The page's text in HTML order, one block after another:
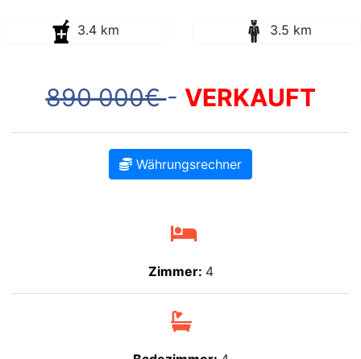
3.4 km 3.5 km
890 000€- VERKAUFT
Währungsrechner
Zimmer: 4